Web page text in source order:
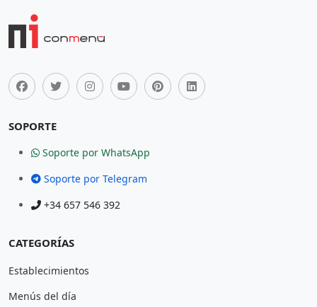
SOPORTE
Soporte por WhatsApp
Soporte por Telegram
+34 657 546 392
CATEGORÍAS
Establecimientos
Menús del día